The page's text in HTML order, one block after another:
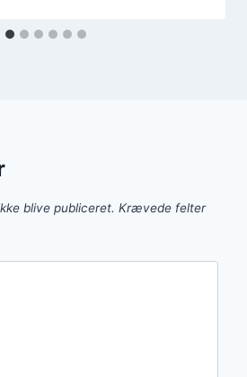
blive publiceret. Krævede felter